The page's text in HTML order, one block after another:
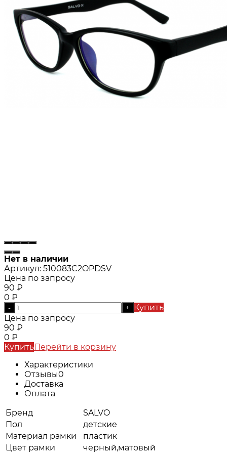
Нет в наличии
Артикул: 510083C2OPDSV
Цена по запросу
90 ₽
0 ₽
- +
Купить
Цена по запросу
90 ₽
0 ₽
КупитьПерейти в корзину
Характеристики
Отзывы0
Доставка
Оплата
Бренд
SALVO
Пол
детские
Материал рамки
пластик
Цвет рамки
черный,матовый